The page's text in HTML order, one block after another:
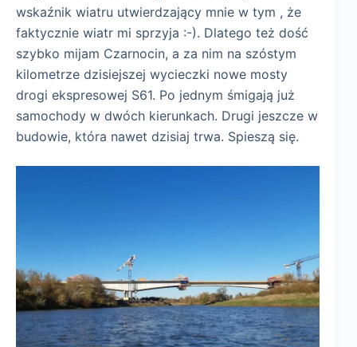
wskaźnik wiatru utwierdzający mnie w tym , że
faktycznie wiatr mi sprzyja :-). Dlatego też dość
szybko mijam Czarnocin, a za nim na szóstym
kilometrze dzisiejszej wycieczki nowe mosty
drogi ekspresowej S61. Po jednym śmigają już
samochody w dwóch kierunkach. Drugi jeszcze w
budowie, która nawet dzisiaj trwa. Spieszą się.